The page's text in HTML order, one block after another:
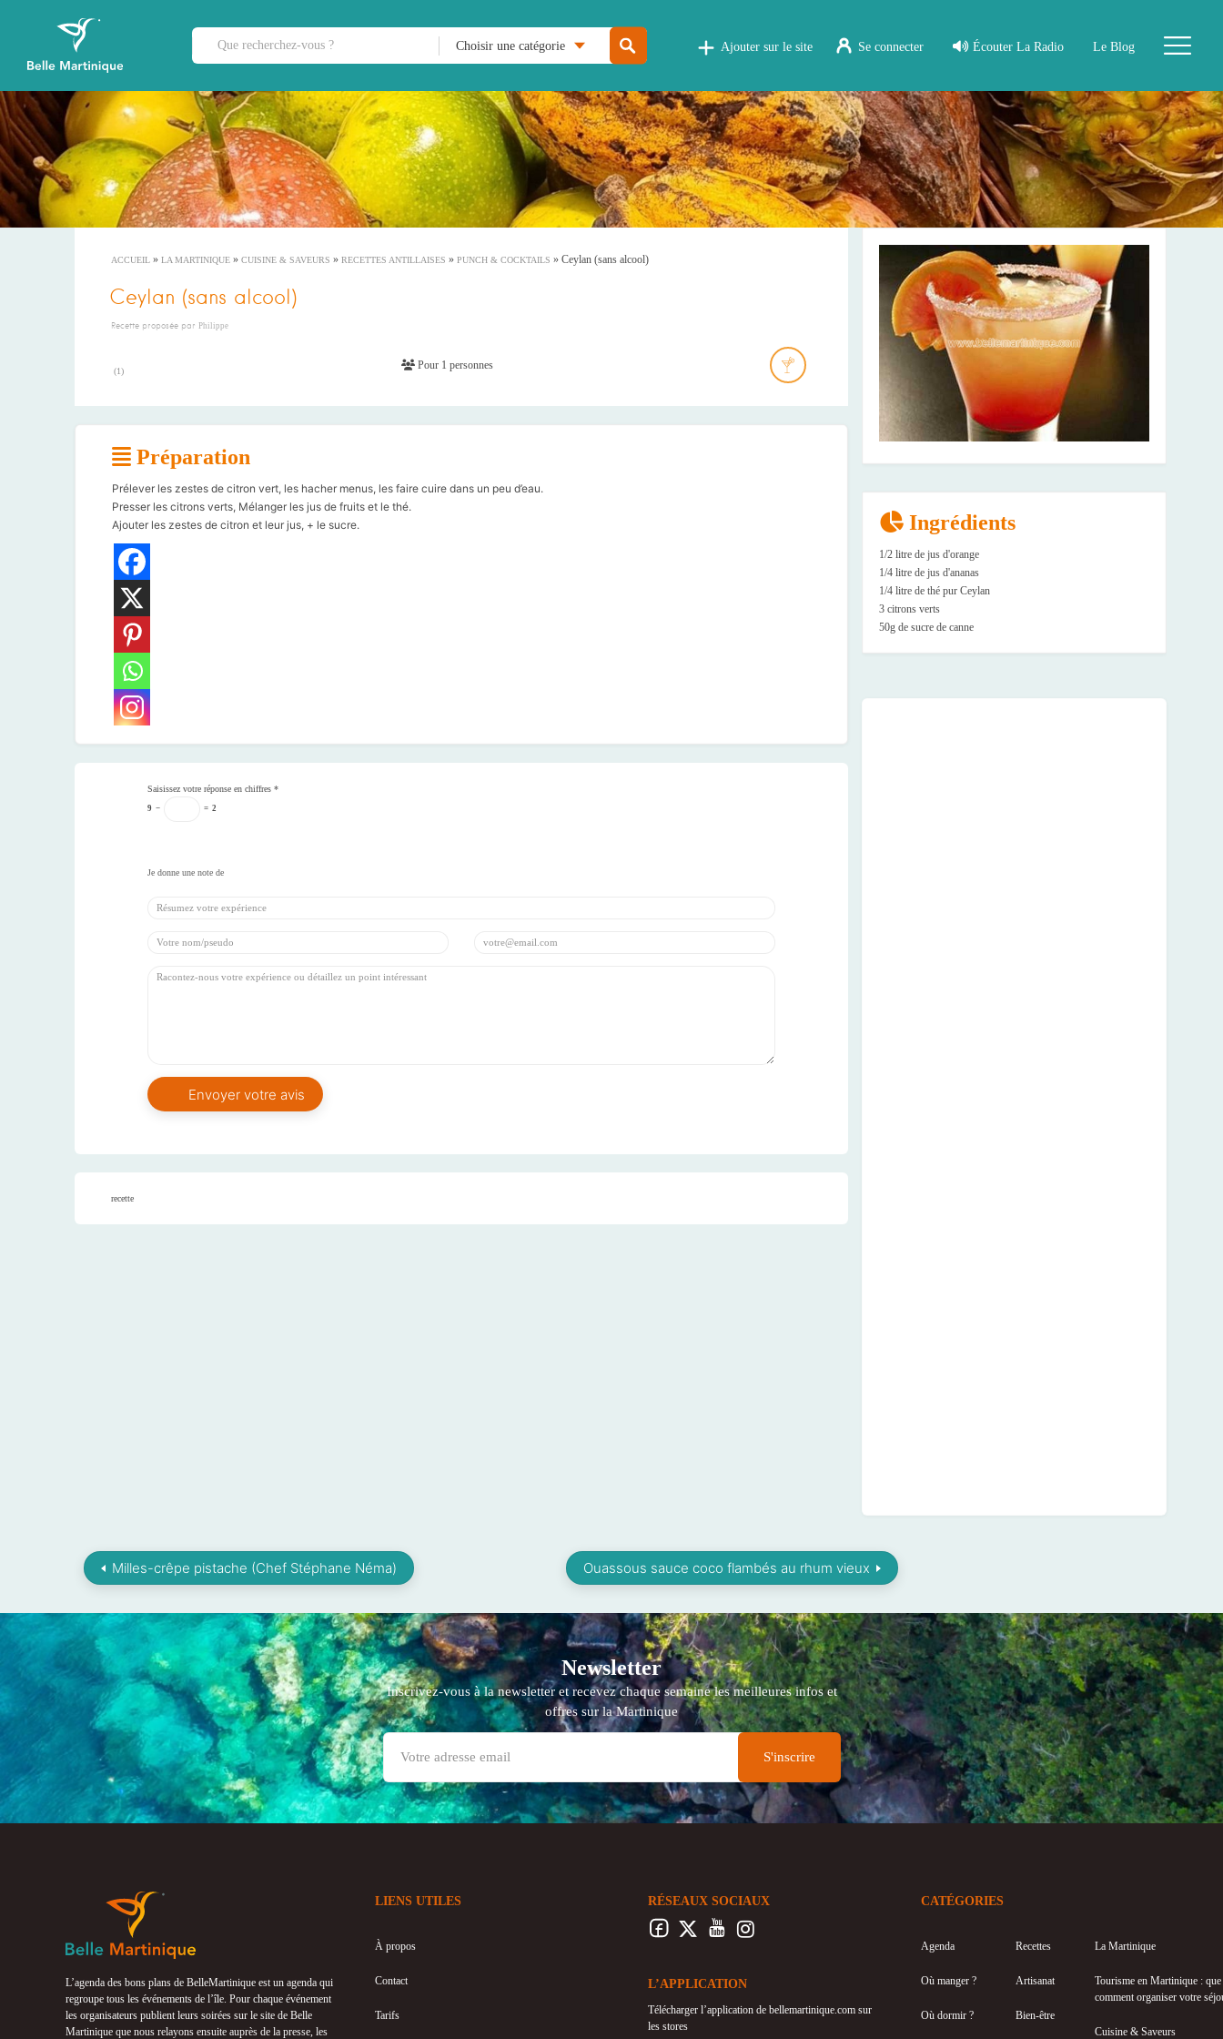
Choisir une catégorie Ajouter sur le site Se connecter Écouter La Radio Le Blog
ACCUEIL » LA MARTINIQUE » CUISINE & SAVEURS » RECETTES ANTILLAISES » PUNCH & COCKTAILS » Ceylan (sans alcool)
Ceylan (sans alcool)
Recette proposée par Philippe
(1) Pour 1 personnes
Préparation
Prélever les zestes de citron vert, les hacher menus, les faire cuire dans un peu d’eau.
Presser les citrons verts, Mélanger les jus de fruits et le thé.
Ajouter les zestes de citron et leur jus, + le sucre.
Saisissez votre réponse en chiffres *
9 − = 2
recette
Ingrédients
1/2 litre de jus d'orange
1/4 litre de jus d'ananas
1/4 litre de thé pur Ceylan
3 citrons verts
50g de sucre de canne
Milles-crêpe pistache (Chef Stéphane Néma) Ouassous sauce coco flambés au rhum vieux
Newsletter
Inscrivez-vous à la newsletter et recevez chaque semaine les meilleures infos et
offres sur la Martinique
L’agenda des bons plans de BelleMartinique est un agenda qui
regroupe tous les événements de l’île. Pour chaque événement
les organisateurs publient leurs soirées sur le site de Belle
Martinique que nous relayons ensuite auprès de la presse, les
LIENS UTILES
À propos
Contact
Tarifs
RÉSEAUX SOCIAUX
L’APPLICATION
Télécharger l’application de bellemartinique.com sur
les stores
CATÉGORIES
Agenda
Où manger ?
Où dormir ?
Recettes
Artisanat
Bien-être
La Martinique
Tourisme en Martinique :
comment organiser votre
Cuisine & Saveurs